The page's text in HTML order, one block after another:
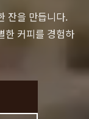
잔을 만듭니다.
한 커피를 경험하